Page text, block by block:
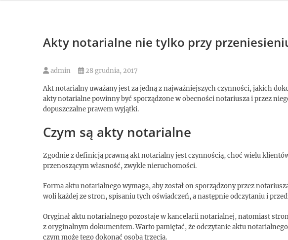
Akty notarialne nie tylko przy
admin 28 grudnia, 2017
Akt notarialny uważany jest za jedną z najważniejszych czynności, jakich
akty notarialne powinny być sporządzone w obecności notariusza i przez
dopuszczalne prawem wyjątki.
Czym są akty notarialne
Zgodnie z definicją prawną akt notarialny jest czynnością, choć wielu
przenoszącym własność, zwykle nieruchomości.
Forma aktu notarialnego wymaga, aby został on sporządzony przez
woli każdej ze stron, spisaniu tych oświadczeń, a następnie odczytaniu i
Oryginał aktu notarialnego pozostaje w kancelarii notarialnej, natomiast
z oryginalnym dokumentem. Warto pamiętać, że odczytanie aktu
czym może tego dokonać osoba trzecia.